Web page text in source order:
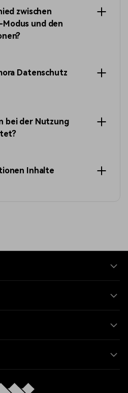
zwischen
und den
Datenschutz
bei der Nutzung
Inhalte